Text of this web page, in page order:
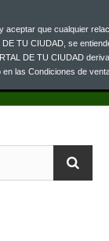
aceptar que cualquier
TU CIUDAD, se
DE TU CIUDAD
las Condiciones de
Contacta